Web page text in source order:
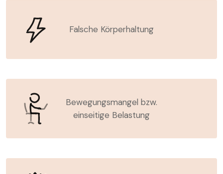
Falsche Körperhaltung
Bewegungsmangel bzw.
einseitige Belastung